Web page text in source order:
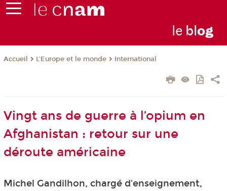
le blog
Accueil L'Europe et le monde International
Vingt ans de guerre à l’opium en
Afghanistan : retour sur une
déroute américaine
Michel Gandilhon, chargé d'enseignement,